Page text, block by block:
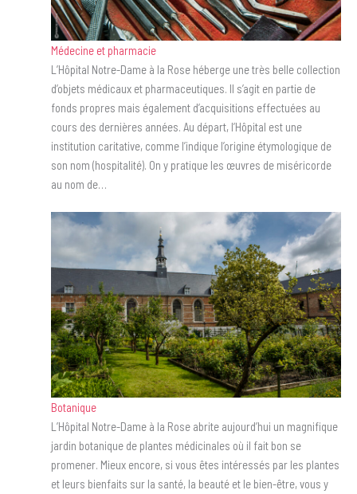
Médecine et pharmacie
L’Hôpital Notre-Dame à la Rose héberge une très belle collection
d’objets médicaux et pharmaceutiques. Il s’agit en partie de
fonds propres mais également d’acquisitions effectuées au
cours des dernières années. Au départ, l’Hôpital est une
institution caritative, comme l’indique l’origine étymologique de
son nom (hospitalité). On y pratique les œuvres de miséricorde
au nom de…
Botanique
L’Hôpital Notre-Dame à la Rose abrite aujourd’hui un magnifique
jardin botanique de plantes médicinales où il fait bon se
promener. Mieux encore, si vous êtes intéressés par les plantes
et leurs bienfaits sur la santé, la beauté et le bien-être, vous y